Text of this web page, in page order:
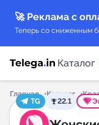
🚀 Реклама с
Теперь со сниженным
Каталог
Каталог
Главная Каталог
TG
22.1